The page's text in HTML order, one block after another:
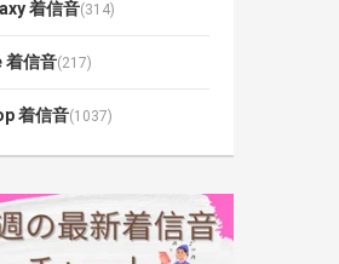
着信音(314)
着信音(217)
着信音(1037)